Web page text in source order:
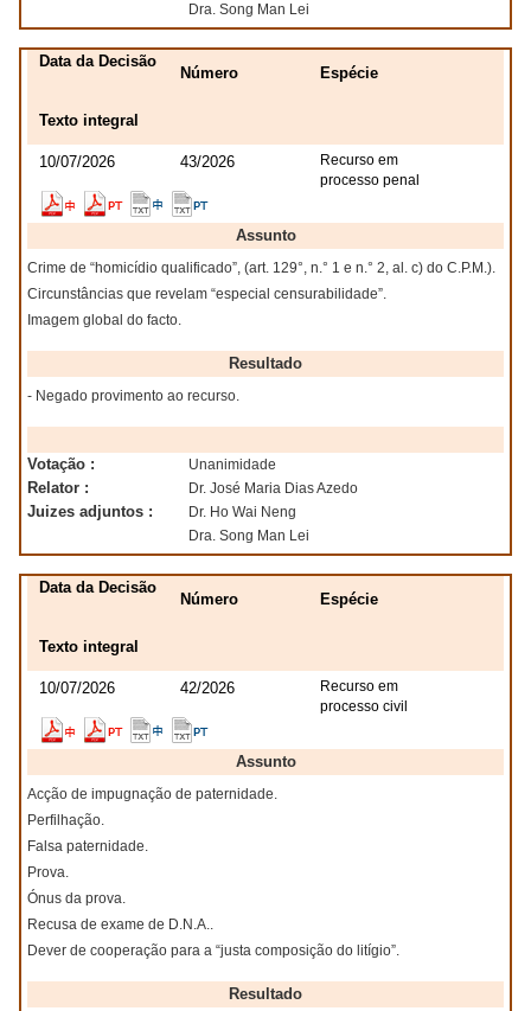
Dra. Song Man Lei
Data da Decisão
Número Espécie
Texto integral
10/07/2026 43/2026
Recurso em
processo penal
Assunto
Crime de “homicídio qualificado”, (art. 129°, n.° 1 e n.° 2, al. c) do C.P.M.).
Circunstâncias que revelam “especial censurabilidade”.
Imagem global do facto.
Resultado
- Negado provimento ao recurso.
Votação : Unanimidade
Relator : Dr. José Maria Dias Azedo
Juizes adjuntos :
Dr. Ho Wai Neng
Dra. Song Man Lei
Data da Decisão
Número Espécie
Texto integral
10/07/2026 42/2026
Recurso em
processo civil
Assunto
Acção de impugnação de paternidade.
Perfilhação.
Falsa paternidade.
Prova.
Ónus da prova.
Recusa de exame de D.N.A..
Dever de cooperação para a “justa composição do litígio”.
Resultado